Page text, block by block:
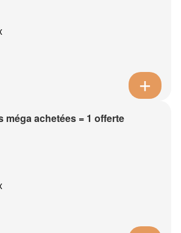
méga achetées = 1 offerte